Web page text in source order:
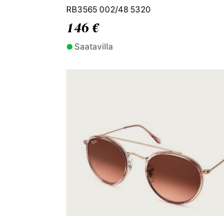
RB3565 002/48 5320
146 €
Saatavilla